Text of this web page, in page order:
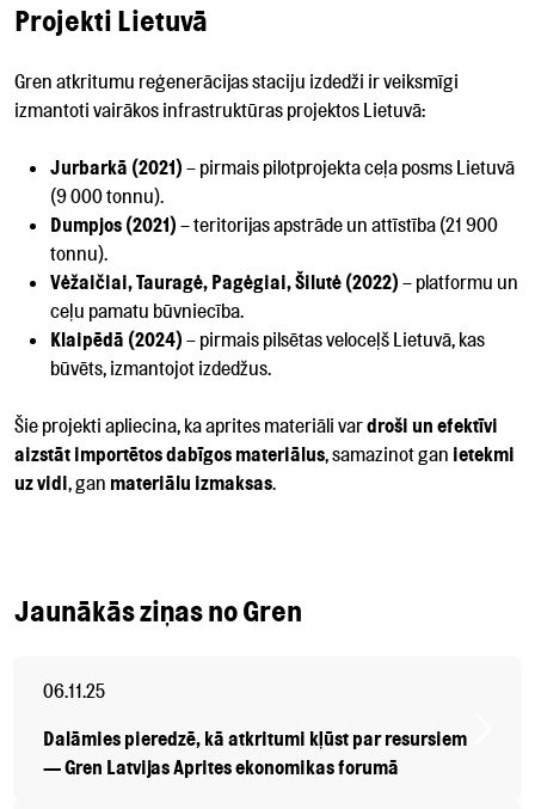
Projekti Lietuvā
Gren atkritumu reģenerācijas staciju izdedži ir veiksmīgi
izmantoti vairākos infrastruktūras projektos Lietuvā:
Jurbarkā (2021) – pirmais pilotprojekta ceļa posms Lietuvā
(9 000 tonnu).
Dumpjos (2021) – teritorijas apstrāde un attīstība (21 900
tonnu).
Vėžaičiai, Tauragė, Pagėgiai, Šilutė (2022) – platformu un
ceļu pamatu būvniecība.
Klaipēdā (2024) – pirmais pilsētas veloceļš Lietuvā, kas
būvēts, izmantojot izdedžus.
Šie projekti apliecina, ka aprites materiāli vardroši un efektīvi
aizstāt importētos dabīgos materiālus, samazinot gan ietekmi
uz vidi, gan materiālu izmaksas.
Jaunākās ziņas no Gren
06.11.25
Dalāmies pieredzē, kā atkritumi kļūst par resursiem
— Gren Latvijas Aprites ekonomikas forumā